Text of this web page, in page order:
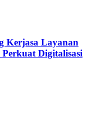
Kerjasa Layanan
Digitalisasi